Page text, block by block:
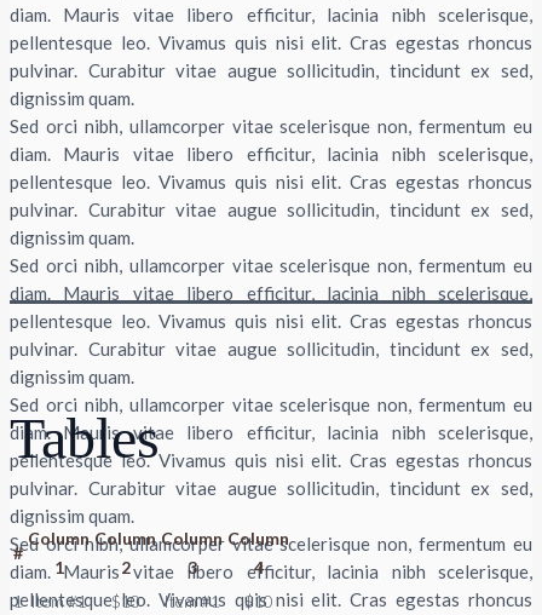
diam. Mauris vitae libero efficitur, lacinia nibh scelerisque,
pellentesque leo. Vivamus quis nisi elit. Cras egestas rhoncus
pulvinar. Curabitur vitae augue sollicitudin, tincidunt ex sed,
dignissim quam.
Sed orci nibh, ullamcorper vitae scelerisque non, fermentum eu
diam. Mauris vitae libero efficitur, lacinia nibh scelerisque,
pellentesque leo. Vivamus quis nisi elit. Cras egestas rhoncus
pulvinar. Curabitur vitae augue sollicitudin, tincidunt ex sed,
dignissim quam.
Sed orci nibh, ullamcorper vitae scelerisque non, fermentum eu
diam. Mauris vitae libero efficitur, lacinia nibh scelerisque,
pellentesque leo. Vivamus quis nisi elit. Cras egestas rhoncus
pulvinar. Curabitur vitae augue sollicitudin, tincidunt ex sed,
dignissim quam.
Sed orci nibh, ullamcorper vitae scelerisque non, fermentum eu
diam. Mauris vitae libero efficitur, lacinia nibh scelerisque,
pellentesque leo. Vivamus quis nisi elit. Cras egestas rhoncus
pulvinar. Curabitur vitae augue sollicitudin, tincidunt ex sed,
dignissim quam.
Sed orci nibh, ullamcorper vitae scelerisque non, fermentum eu
diam. Mauris vitae libero efficitur, lacinia nibh scelerisque,
pellentesque leo. Vivamus quis nisi elit. Cras egestas rhoncus
Tables
#
Column
1
Column
2
Column
3
Column
4
1 Item #1 $10 Item #1
$10